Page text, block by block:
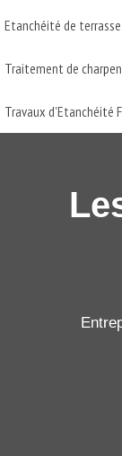
Etanchéité de
Traitement de
Travaux d'Etanchéité